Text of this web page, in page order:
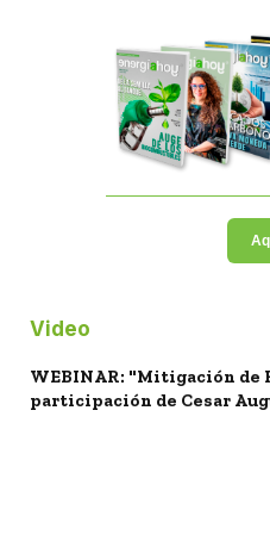
Video
WEBINAR: "Mitigación de
participación de Cesar